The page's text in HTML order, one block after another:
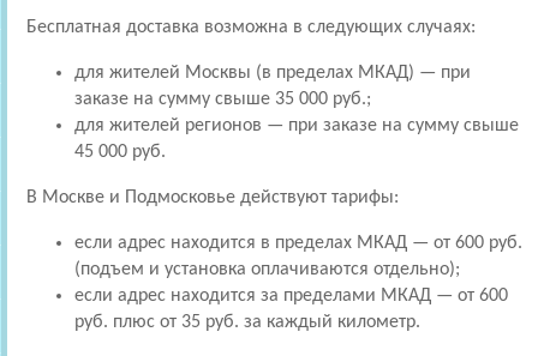
Бесплатная доставка возможна в следующих случаях:
для жителей Москвы (в пределах МКАД) — при
заказе на сумму свыше 35 000 руб.;
для жителей регионов — при заказе на сумму свыше
45 000 руб.
В Москве и Подмосковье действуют тарифы:
если адрес находится в пределах МКАД — от 600 руб.
(подъем и установка оплачиваются отдельно);
если адрес находится за пределами МКАД — от 600
руб. плюс от 35 руб. за каждый километр.